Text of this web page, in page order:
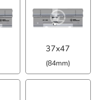
37x47
(84mm)